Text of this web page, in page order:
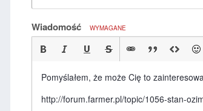
Wiadomość WYMAGANE
Pomyślałem, że może Cię to
http://forum.farmer.pl/topic/1056-stan-